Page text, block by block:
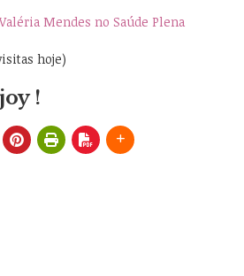
Mendes no Saúde Plena
hoje)
!